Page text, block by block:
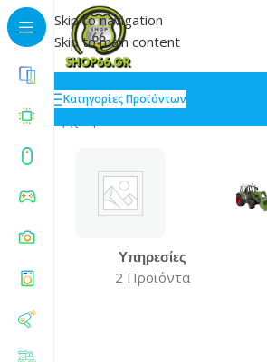
Skip to navigation
Skip to main content
Κατηγορίες Προϊόντων
Υπηρεσίες
2 Προϊόντα